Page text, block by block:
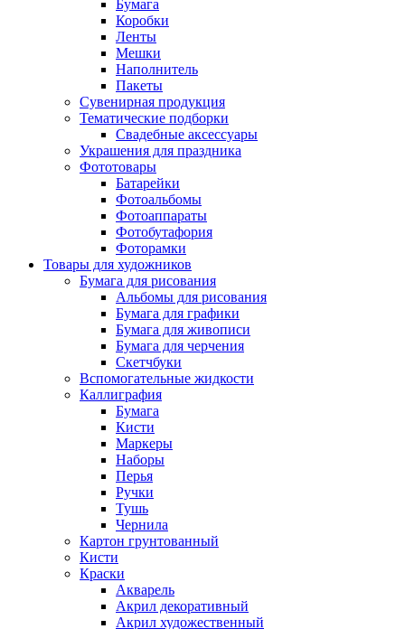
Бумага
Коробки
Ленты
Мешки
Наполнитель
Пакеты
Сувенирная продукция
Тематические подборки
Свадебные аксессуары
Украшения для праздника
Фототовары
Батарейки
Фотоальбомы
Фотоаппараты
Фотобутафория
Фоторамки
Товары для художников
Бумага для рисования
Альбомы для рисования
Бумага для графики
Бумага для живописи
Бумага для черчения
Скетчбуки
Вспомогательные жидкости
Каллиграфия
Бумага
Кисти
Маркеры
Наборы
Перья
Ручки
Тушь
Чернила
Картон грунтованный
Кисти
Краски
Акварель
Акрил декоративный
Акрил художественный